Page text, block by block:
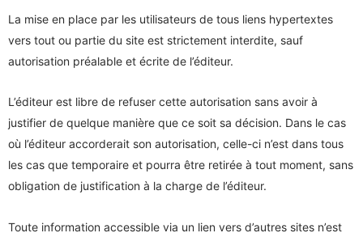
La mise en place par les utilisateurs de tous liens hypertextes
vers tout ou partie du site est strictement interdite, sauf
autorisation préalable et écrite de l’éditeur.
L’éditeur est libre de refuser cette autorisation sans avoir à
justifier de quelque manière que ce soit sa décision. Dans le cas
où l’éditeur accorderait son autorisation, celle-ci n’est dans tous
les cas que temporaire et pourra être retirée à tout moment, sans
obligation de justification à la charge de l’éditeur.
Toute information accessible via un lien vers d’autres sites n’est